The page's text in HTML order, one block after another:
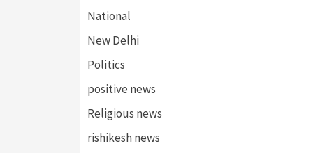
National
New Delhi
Politics
positive news
Religious news
rishikesh news